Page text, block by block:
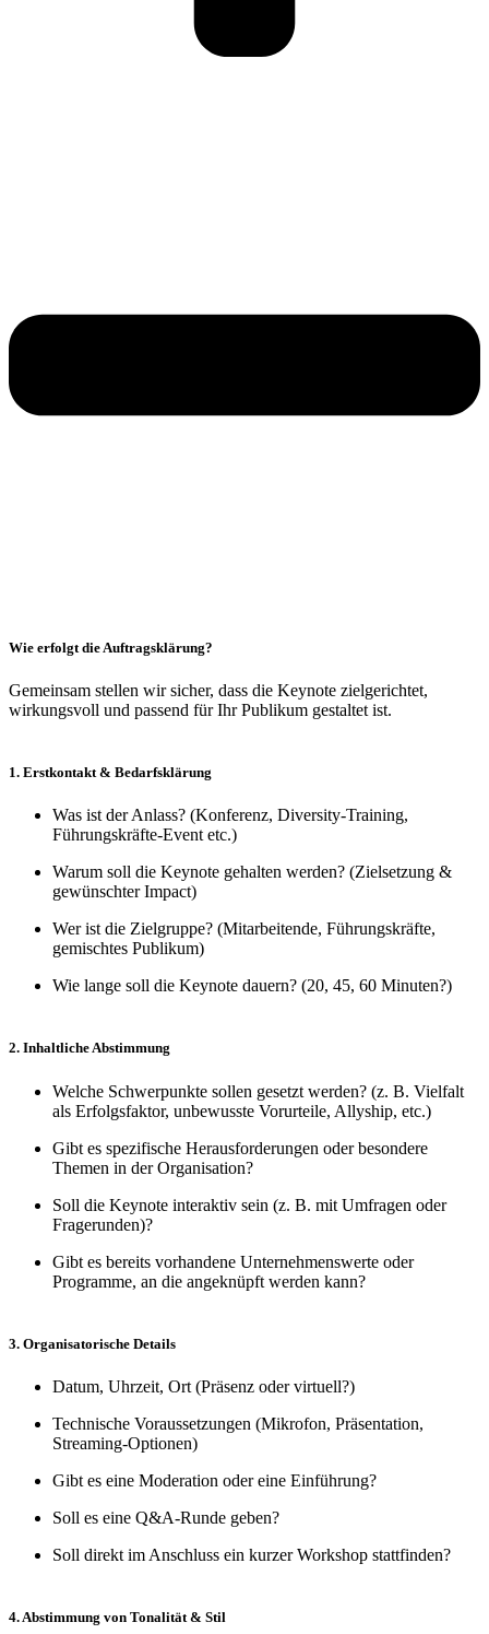
Wie erfolgt die Auftragsklärung?
Gemeinsam stellen wir sicher, dass die Keynote zielgerichtet,
wirkungsvoll und passend für Ihr Publikum gestaltet ist.
1. Erstkontakt & Bedarfsklärung
Was ist der Anlass? (Konferenz, Diversity-Training,
Führungskräfte-Event etc.)
Warum soll die Keynote gehalten werden? (Zielsetzung &
gewünschter Impact)
Wer ist die Zielgruppe? (Mitarbeitende, Führungskräfte,
gemischtes Publikum)
Wie lange soll die Keynote dauern? (20, 45, 60 Minuten?)
2. Inhaltliche Abstimmung
Welche Schwerpunkte sollen gesetzt werden? (z. B. Vielfalt
als Erfolgsfaktor, unbewusste Vorurteile, Allyship, etc.)
Gibt es spezifische Herausforderungen oder besondere
Themen in der Organisation?
Soll die Keynote interaktiv sein (z. B. mit Umfragen oder
Fragerunden)?
Gibt es bereits vorhandene Unternehmenswerte oder
Programme, an die angeknüpft werden kann?
3. Organisatorische Details
Datum, Uhrzeit, Ort (Präsenz oder virtuell?)
Technische Voraussetzungen (Mikrofon, Präsentation,
Streaming-Optionen)
Gibt es eine Moderation oder eine Einführung?
Soll es eine Q&A-Runde geben?
Soll direkt im Anschluss ein kurzer Workshop stattfinden?
4. Abstimmung von Tonalität & Stil